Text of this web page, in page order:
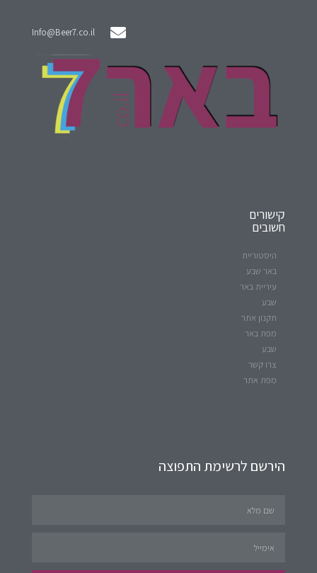
Info@Beer7.co.il
קישורים
חשובים
היסטוריית
באר שבע
עיריית באר
שבע
תקנון אתר
מפת באר
שבע
צרו קשר
מפת אתר
הירשם לרשימת התפוצה